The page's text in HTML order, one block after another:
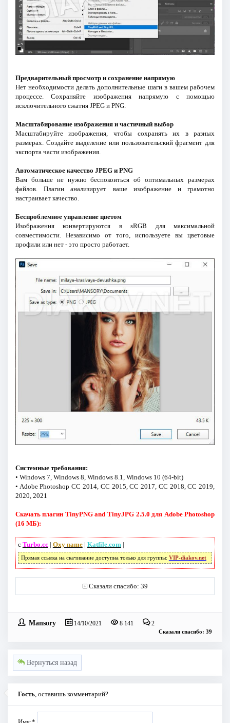
Предварительный просмотр и сохранение напрямую
Нет необходимости делать дополнительные шаги в вашем рабочем
процессе. Сохраняйте изображения напрямую с помощью
исключительного сжатия JPEG и PNG.
Масштабирование изображения и частичный выбор
Масштабируйте изображения, чтобы сохранять их в разных
размерах. Создайте выделение или пользовательский фрагмент для
экспорта части изображения.
Автоматическое качество JPEG и PNG
Вам больше не нужно беспокоиться об оптимальных размерах
файлов. Плагин анализирует ваше изображение и грамотно
настраивает качество.
Беспроблемное управление цветом
Изображения конвертируются в sRGB для максимальной
совместимости. Независимо от того, используете вы цветовые
профили или нет - это просто работает.
Системные требования:
• Windows 7, Windows 8, Windows 8.1, Windows 10 (64-bit)
• Adobe Photoshop CC 2014, CC 2015, CC 2017, CC 2018, CC 2019,
2020, 2021
Скачать плагин TinyPNG and TinyJPG 2.5.0 для Adobe Photoshop
(16 МБ):
с Turbo.cc| Oxy name| Katfile.com |
Прямая ссылка на скачивание доступна только для группы: VIP-diakov.net
Сказали спасибо: 39
Mansory 14/10/2021 8 141 2
Сказали спасибо: 39
Вернуться назад
Гость , оставишь комментарий?